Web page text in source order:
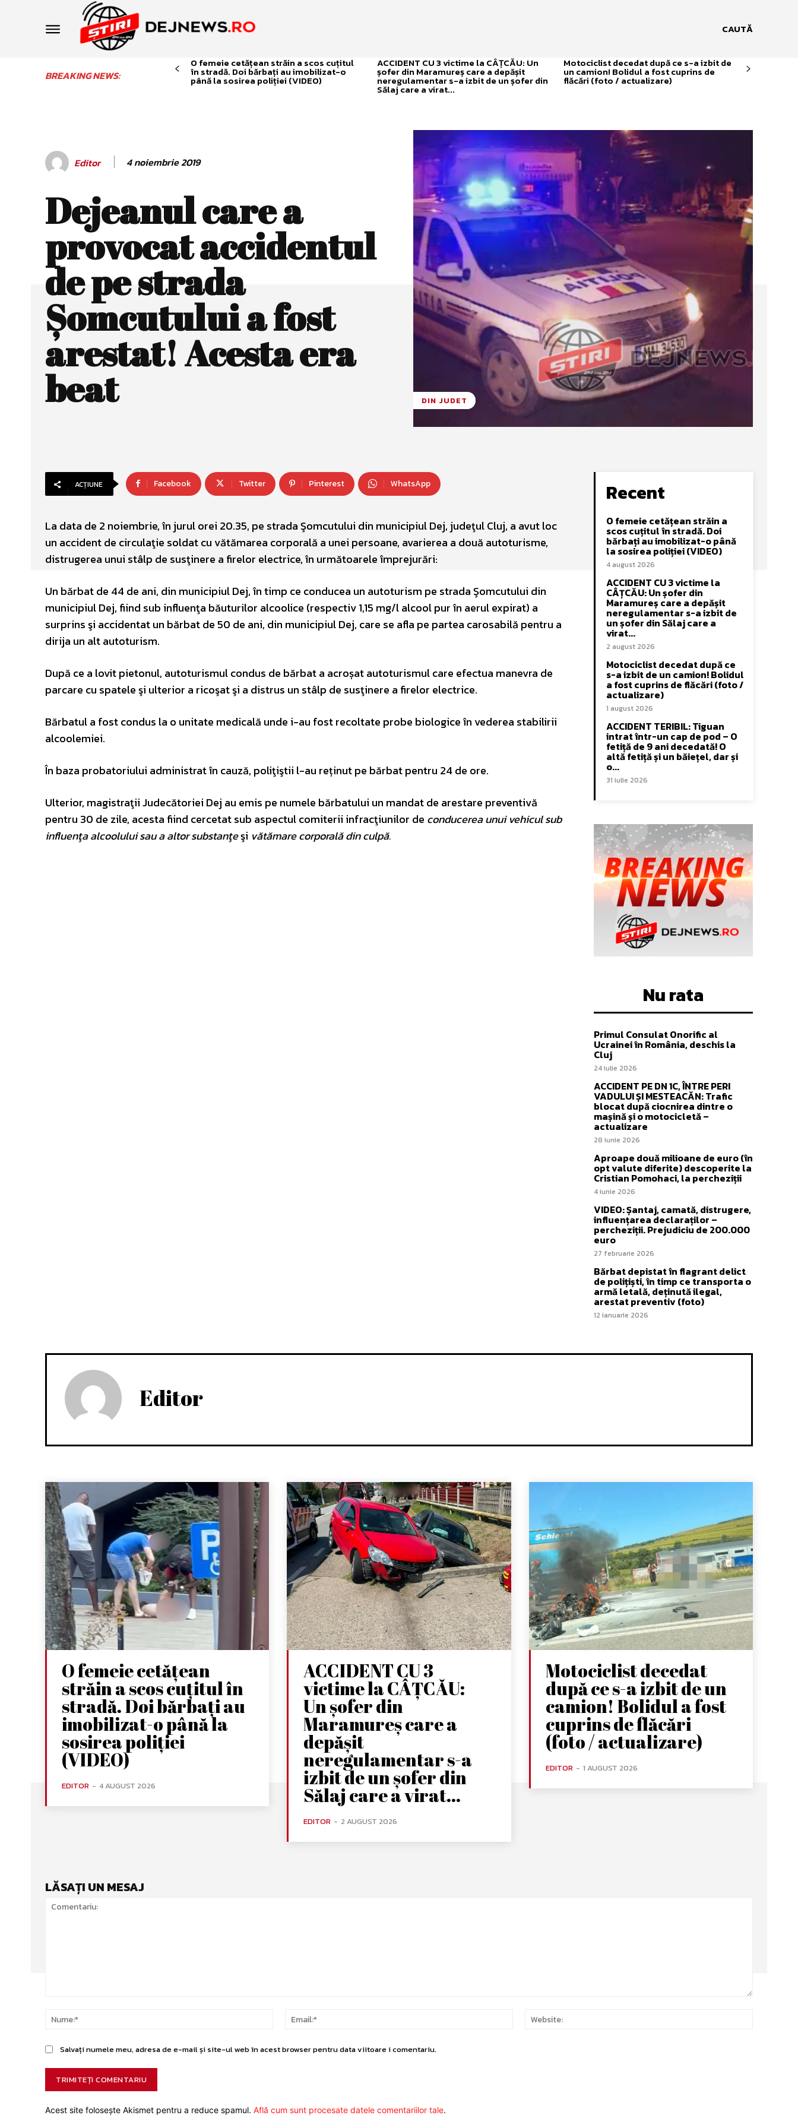
CAUTĂ
BREAKING NEWS:
O femeie cetățean străin a scos cuțitul
în stradă. Doi bărbați au imobilizat-o
până la sosirea poliției (VIDEO)
ACCIDENT CU 3 victime la CÂȚCĂU: Un
șofer din Maramureș care a depășit
neregulamentar s-a izbit de un șofer din
Sălaj care a virat...
Motociclist decedat după ce s-a izbit de
un camion! Bolidul a fost cuprins de
flăcări (foto / actualizare)
Editor 4 noiembrie 2019
Dejeanul care a
provocat accidentul
de pe strada
Şomcutului a fost
arestat! Acesta era
beat DIN JUDET
ACȚIUNE Facebook Twitter Pinterest WhatsApp
La data de 2 noiembrie, în jurul orei 20.35, pe strada Şomcutului din municipiul Dej, judeţul Cluj, a avut loc
un accident de circulaţie soldat cu vătămarea corporală a unei persoane, avarierea a două autoturisme,
distrugerea unui stâlp de susţinere a firelor electrice, în următoarele împrejurări:
Un bărbat de 44 de ani, din municipiul Dej, în timp ce conducea un autoturism pe strada Şomcutului din
municipiul Dej, fiind sub influenţa băuturilor alcoolice (respectiv 1,15 mg/l alcool pur în aerul expirat) a
surprins şi accidentat un bărbat de 50 de ani, din municipiul Dej, care se afla pe partea carosabilă pentru a
dirija un alt autoturism.
După ce a lovit pietonul, autoturismul condus de bărbat a acroșat autoturismul care efectua manevra de
parcare cu spatele şi ulterior a ricoşat şi a distrus un stâlp de susţinere a firelor electrice.
Bărbatul a fost condus la o unitate medicală unde i-au fost recoltate probe biologice în vederea stabilirii
alcoolemiei.
În baza probatoriului administrat în cauză, poliţiştii l-au reținut pe bărbat pentru 24 de ore.
Ulterior, magistraţii Judecătoriei Dej au emis pe numele bărbatului un mandat de arestare preventivă
pentru 30 de zile, acesta fiind cercetat sub aspectul comiterii infracţiunilor de conducerea unui vehicul sub
influenţa alcoolului sau a altor substanţeşi vătămare corporală din culpă.
Recent
O femeie cetățean străin a
scos cuțitul în stradă. Doi
bărbați au imobilizat-o până
la sosirea poliției (VIDEO)
4 august 2026
ACCIDENT CU 3 victime la
CÂȚCĂU: Un șofer din
Maramureș care a depășit
neregulamentar s-a izbit de
un șofer din Sălaj care a
virat...
2 august 2026
Motociclist decedat după ce
s-a izbit de un camion! Bolidul
a fost cuprins de flăcări (foto /
actualizare)
1 august 2026
ACCIDENT TERIBIL: Tiguan
intrat într-un cap de pod – O
fetiță de 9 ani decedată! O
altă fetiță și un băiețel, dar și
o...
31 iulie 2026
Nu rata
Primul Consulat Onorific al
Ucrainei în România, deschis la
Cluj
24 iulie 2026
ACCIDENT PE DN 1C, ÎNTRE PERI
VADULUI ȘI MESTEACĂN: Trafic
blocat după ciocnirea dintre o
mașină și o motocicletă –
actualizare
28 iunie 2026
Aproape două milioane de euro (în
opt valute diferite) descoperite la
Cristian Pomohaci, la percheziții
4 iunie 2026
VIDEO: Șantaj, camată, distrugere,
influențarea declaraților –
percheziții. Prejudiciu de 200.000
euro
27 februarie 2026
Bărbat depistat în flagrant delict
de polițiști, în timp ce transporta o
armă letală, deținută ilegal,
arestat preventiv (foto)
12 ianuarie 2026
Editor
O femeie cetățean
străin a scos cuțitul în
stradă. Doi bărbați au
imobilizat-o până la
sosirea poliției
(VIDEO)
EDITOR - 4 AUGUST 2026
ACCIDENT CU 3
victime la CÂȚCĂU:
Un șofer din
Maramureș care a
depășit
neregulamentar s-a
izbit de un șofer din
Sălaj care a virat...
EDITOR - 2 AUGUST 2026
Motociclist decedat
după ce s-a izbit de un
camion! Bolidul a fost
cuprins de flăcări
(foto / actualizare)
EDITOR - 1 AUGUST 2026
LĂSAȚI UN MESAJ
Nume:*
Email:*
Salvați numele meu, adresa de e-mail și site-ul web în acest browser pentru data viitoare i comentariu.
Acest site folosește Akismet pentru a reduce spamul. Află cum sunt procesate datele comentariilor tale.